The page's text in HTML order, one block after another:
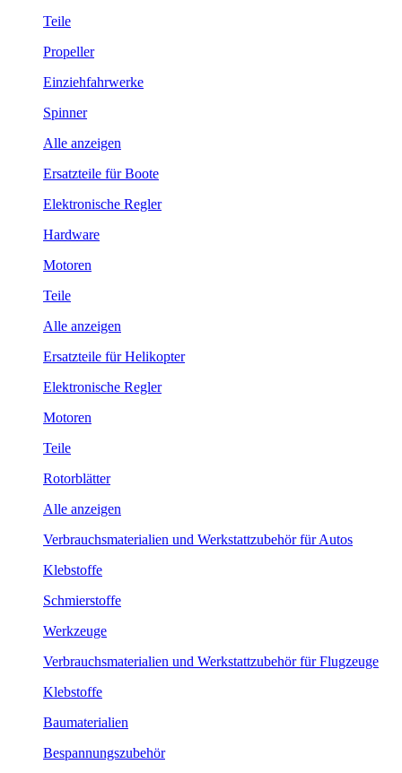
Teile
Propeller
Einziehfahrwerke
Spinner
Alle anzeigen
Ersatzteile für Boote
Elektronische Regler
Hardware
Motoren
Teile
Alle anzeigen
Ersatzteile für Helikopter
Elektronische Regler
Motoren
Teile
Rotorblätter
Alle anzeigen
Verbrauchsmaterialien und Werkstattzubehör für Autos
Klebstoffe
Schmierstoffe
Werkzeuge
Verbrauchsmaterialien und Werkstattzubehör für Flugzeuge
Klebstoffe
Baumaterialien
Bespannungszubehör